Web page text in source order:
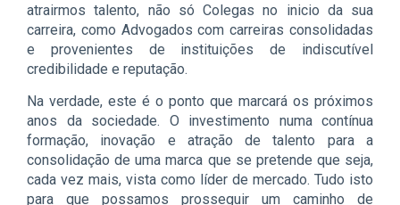
atrairmos talento, não só Colegas no inicio da sua
carreira, como Advogados com carreiras consolidadas
e provenientes de instituições de indiscutível
credibilidade e reputação.
Na verdade, este é o ponto que marcará os próximos
anos da sociedade. O investimento numa contínua
formação, inovação e atração de talento para a
consolidação de uma marca que se pretende que seja,
cada vez mais, vista como líder de mercado. Tudo isto
para que possamos prosseguir um caminho de